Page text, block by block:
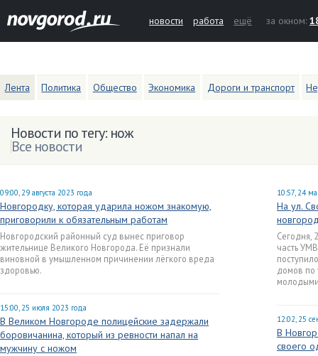
новости работа ещё за окном:
Лента Политика Общество Экономика Дороги и транспорт
Новости по тегу: нож
Все новости
09:00, 29 августа 2023 года
Новгородку, которая ударила ножом знакомую,
приговорили к обязательным работам
Новгородский районный суд вынес приговор
жительнице Великого Новгорода. Её признали
виновной в умышленном причинении лёгкого вреда
здоровью.
15:00, 25 июля 2023 года
В Великом Новгороде полицейские задержали
боровичанина, который из ревности напал на
мужчину с ножом
10:57, 24
На ул.
Сегодня,
часть
домов по
12:02, 25
В
своего